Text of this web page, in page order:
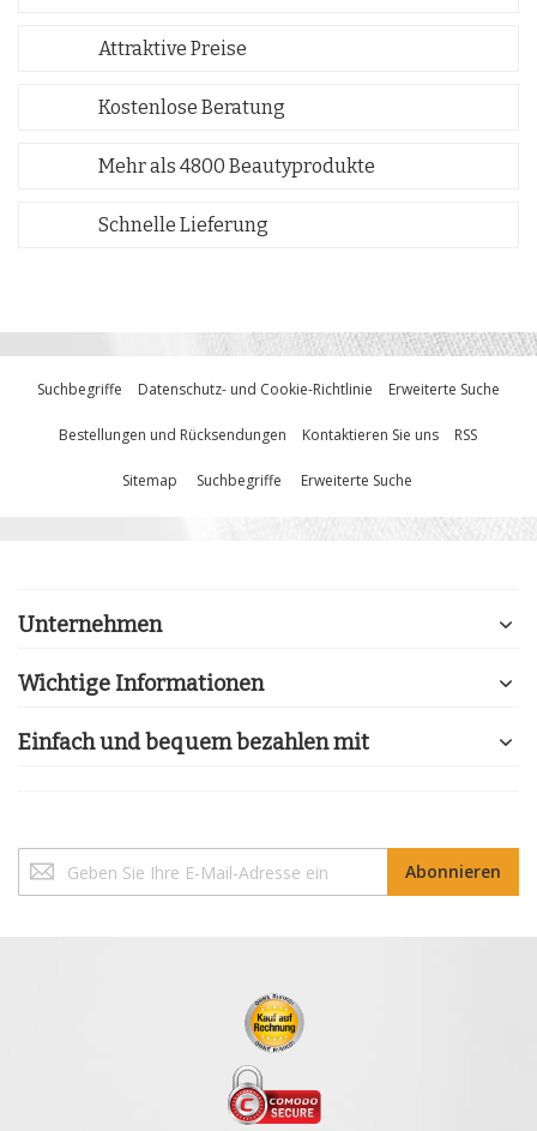
Attraktive Preise
Kostenlose Beratung
Mehr als 4800 Beautyprodukte
Schnelle Lieferung
Suchbegriffe Datenschutz- und Cookie-Richtlinie Erweiterte Suche
Bestellungen und Rücksendungen Kontaktieren Sie uns RSS
Sitemap Suchbegriffe Erweiterte Suche
Unternehmen
Wichtige Informationen
Einfach und bequem bezahlen mit
Sie
sich
Abonnieren